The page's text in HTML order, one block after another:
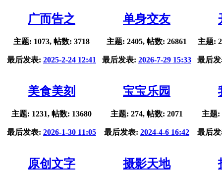
广而告之
主题: 1073, 帖数: 3718
最后发表: 2025-2-24 12:41
单身交友
主题: 2405, 帖数: 26861
最后发表: 2026-7-29 15:33
主题:
最后
美食美刻
主题: 1231, 帖数: 13680
最后发表: 2026-1-30 11:05
宝宝乐园
主题: 274, 帖数: 2071
最后发表: 2024-4-6 16:42
主题:
最后
原创文字 摄影天地